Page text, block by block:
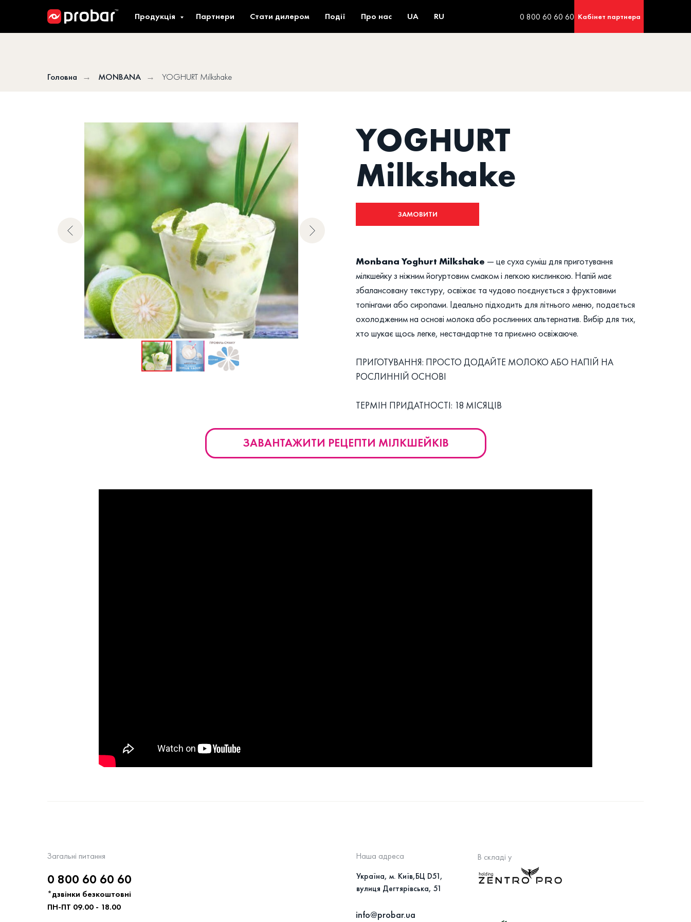
Продукція Партнери Стати дилером Події Про нас UA RU 0 800 60 60 60 Кабінет партнера
Головна → MONBANA → YOGHURT Milkshake
YOGHURT
Milkshake
ЗАМОВИТИ
Monbana Yoghurt Milkshake — це суха суміш для приготування
мілкшейку з ніжним йогуртовим смаком і легкою кислинкою. Напій має
збалансовану текстуру, освіжає та чудово поєднується з фруктовими
топінгами або сиропами. Ідеально підходить для літнього меню, подається
охолодженим на основі молока або рослинних альтернатив. Вибір для тих,
хто шукає щось легке, нестандартне та приємно освіжаюче.
ПРИГОТУВАННЯ: ПРОСТО ДОДАЙТЕ МОЛОКО АБО НАПІЙ НА
РОСЛИННІЙ ОСНОВІ
ТЕРМІН ПРИДАТНОСТІ: 18 МІСЯЦІВ
ЗАВАНТАЖИТИ РЕЦЕПТИ МІЛКШЕЙКІВ
Загальні питання
*дзвінки безкоштовні
0 800 60 60 60
Наша адреса
Україна, м. Київ,БЦ D51,
вулиця Дегтярівська, 51
info@probar.ua
В складі у
ПН-ПТ 09.00 - 18.00